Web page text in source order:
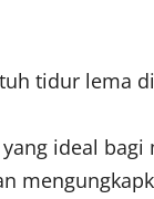
tidur lema
yang ideal bagi